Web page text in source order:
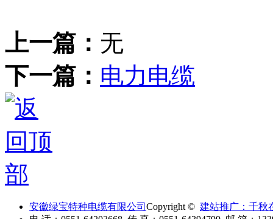
上一篇： 无
下一篇： 电力电缆
安徽绿宝特种电缆有限公司 Copyright © 建站推广：千秋